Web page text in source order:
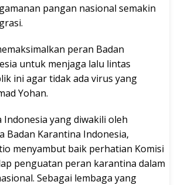
pangan nasional semakin
peran Badan
untuk menjaga lalu lintas
ini agar tidak ada virus yang
Yohan.
Indonesia yang diwakili oleh
Badan Karantina Indonesia,
menyambut baik perhatian Komisi
penguatan peran karantina dalam
Sebagai lembaga yang